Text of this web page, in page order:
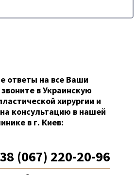
ответы на все Ваши
в Украинскую
хирургии и
консультацию в нашей
в г. Киев:
(067) 220-20-96